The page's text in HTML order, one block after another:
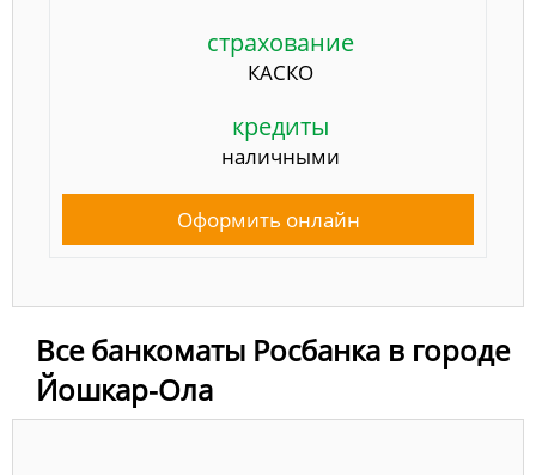
страхование
КАСКО
кредиты
наличными
Оформить онлайн
Все банкоматы Росбанка в городе
Йошкар-Ола